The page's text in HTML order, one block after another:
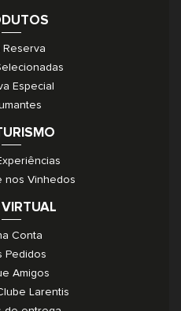
Reserva
Especial
nos Vinhedos
Conta
Pedidos
Amigos
Larentis